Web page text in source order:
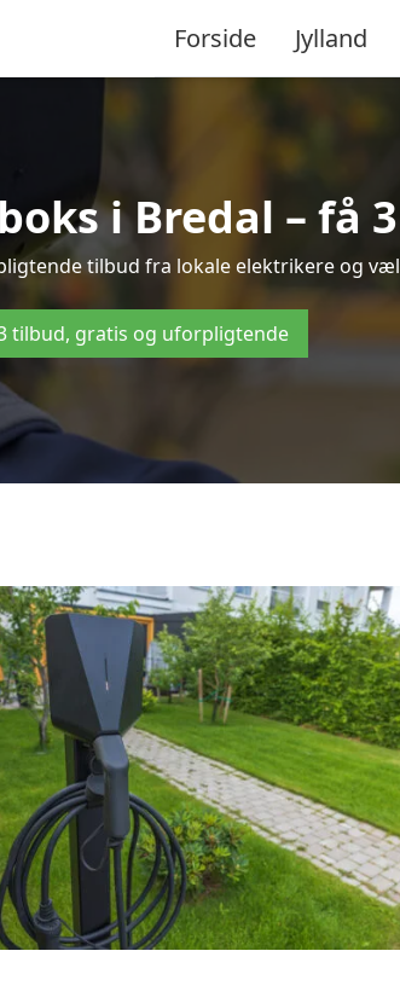
Forside Jylland
i Bredal – få
tilbud fra lokale elektrikere og
tilbud, gratis og uforpligtende